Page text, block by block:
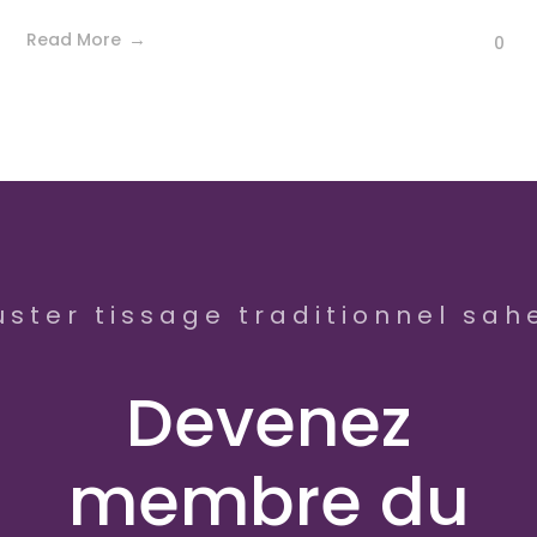
Read More 0
tissage traditionnel
Devenez
membre du